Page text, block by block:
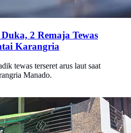
2 Remaja Tewas
Karangria
tewas terseret arus laut saat
Manado.